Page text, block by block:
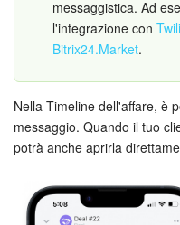
messaggistica. Ad
l'integrazione con
Bitrix24.Market.
Nella Timeline dell'affare, è
messaggio. Quando il tuo
potrà anche aprirla